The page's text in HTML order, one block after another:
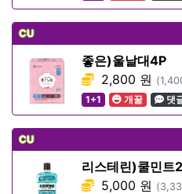
CU
좋은)울날대4P
2,800 원
1+1
개꿀 댓
CU
리스테린)쿨민트
5,000 원